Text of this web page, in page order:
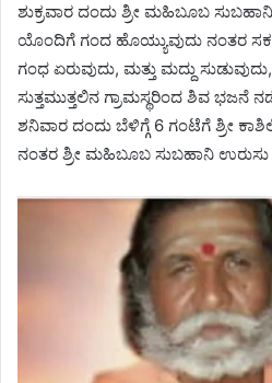
ಶುಕ್ರವಾರ ದಂದು ಶ್ರೀ ಮಹಿಬೂಬ
ಯೊಂದಿಗೆ ಗಂದ ಹೊಯ್ಯುವುದು ನಂತರ
ಗಂಧ ಏರುವುದು, ಮತ್ತು ಮದ್ದು
ಸುತ್ತಮುತ್ತಲಿನ ಗ್ರಾಮಸ್ಥರಿಂದ ಶಿವ ಭಜನೆ
ಶನಿವಾರ ದಂದು ಬೆಳಿಗ್ಗೆ 6 ಗಂಟೆಗೆ ಶ್ರೀ
ನಂತರ ಶ್ರೀ ಮಹಿಬೂಬ ಸುಬಹಾನಿ ಉರುಸು